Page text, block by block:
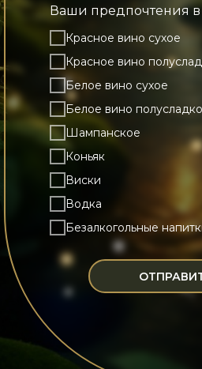
Ваши предпочтения в
Красное вино сухое
Красное вино
Белое вино сухое
Белое вино
Шампанское
Коньяк
Виски
Водка
Безалкогольные